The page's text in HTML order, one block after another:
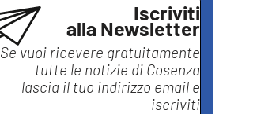
Iscriviti
alla Newsletter
Se vuoi ricevere gratuitamente
tutte le notizie di Cosenza
lascia il tuo indirizzo email e
iscriviti